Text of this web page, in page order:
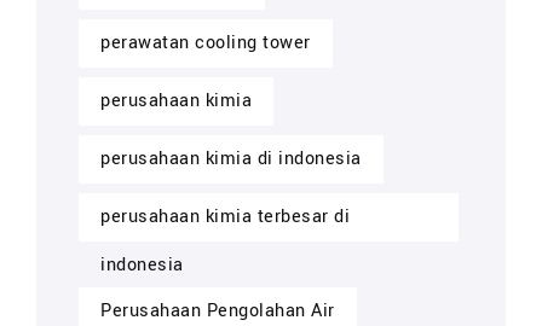
perawatan cooling tower
perusahaan kimia
perusahaan kimia di indonesia
perusahaan kimia terbesar di
indonesia
Perusahaan Pengolahan Air